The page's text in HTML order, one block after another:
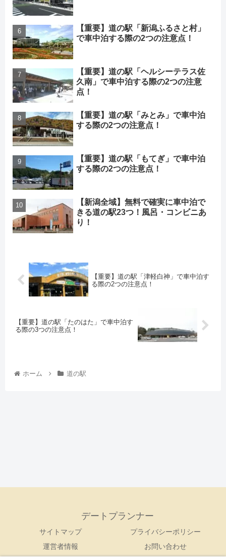
【重要】道の駅「新潟ふるさと村」
で車中泊する際の2つの注意点！
【重要】道の駅「ヘルシーテラス佐
久南」で車中泊する際の2つの注意
点！
【重要】道の駅「みとみ」で車中泊
する際の2つの注意点！
【重要】道の駅「もてぎ」で車中泊
する際の2つの注意点！
【新潟全域】無料で確実に車中泊で
きる道の駅23つ！風呂・コンビニあ
り！
【重要】道の駅「津軽白神」で車中泊す
る際の2つの注意点！
【重要】道の駅「たのはた」で車中泊す
る際の3つの注意点！
ホーム 道の駅
デートプランナー
サイトマップ
プライバシーポリシー
運営者情報
お問い合わせ